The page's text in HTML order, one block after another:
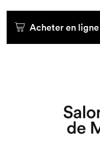
Acheter en ligne